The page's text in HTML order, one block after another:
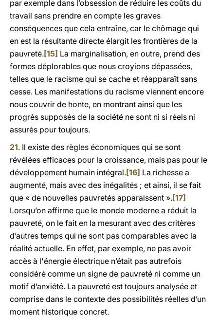
par exemple dans l’obsession de réduire les coûts du
travail sans prendre en compte les graves
conséquences que cela entraîne, car le chômage qui
en est la résultante directe élargit les frontières de la
pauvreté.[15] La marginalisation, en outre, prend des
formes déplorables que nous croyions dépassées,
telles que le racisme qui se cache et réapparaît sans
cesse. Les manifestations du racisme viennent encore
nous couvrir de honte, en montrant ainsi que les
progrès supposés de la société ne sont ni si réels ni
assurés pour toujours.
21. Il existe des règles économiques qui se sont
révélées efficaces pour la croissance, mais pas pour le
développement humain intégral.[16] La richesse a
augmenté, mais avec des inégalités ; et ainsi, il se fait
que « de nouvelles pauvretés apparaissent ».[17]
Lorsqu’on affirme que le monde moderne a réduit la
pauvreté, on le fait en la mesurant avec des critères
d’autres temps qui ne sont pas comparables avec la
réalité actuelle. En effet, par exemple, ne pas avoir
accès à l'énergie électrique n’était pas autrefois
considéré comme un signe de pauvreté ni comme un
motif d’anxiété. La pauvreté est toujours analysée et
comprise dans le contexte des possibilités réelles d’un
moment historique concret.